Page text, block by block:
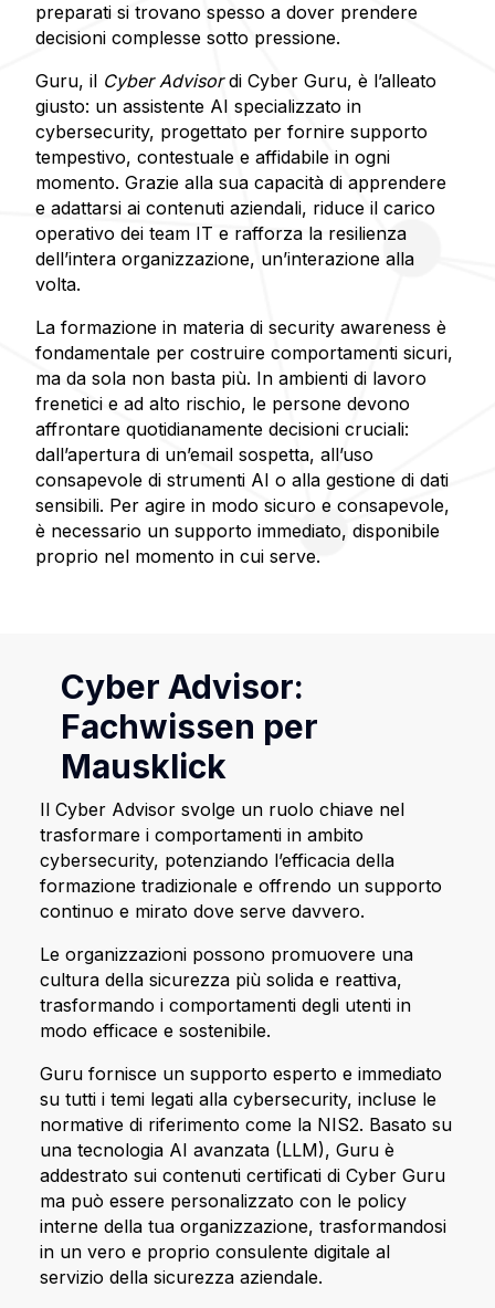
preparati si trovano spesso a dover prendere
decisioni complesse sotto pressione.
Guru, il Cyber Advisordi Cyber Guru, è l’alleato
giusto: un assistente AI specializzato in
cybersecurity, progettato per fornire supporto
tempestivo, contestuale e affidabile in ogni
momento. Grazie alla sua capacità di apprendere
e adattarsi ai contenuti aziendali, riduce il carico
operativo dei team IT e rafforza la resilienza
dell’intera organizzazione, un’interazione alla
volta.
La formazione in materia di security awareness è
fondamentale per costruire comportamenti sicuri,
ma da sola non basta più. In ambienti di lavoro
frenetici e ad alto rischio, le persone devono
affrontare quotidianamente decisioni cruciali:
dall’apertura di un’email sospetta, all’uso
consapevole di strumenti AI o alla gestione di dati
sensibili. Per agire in modo sicuro e consapevole,
è necessario un supporto immediato, disponibile
proprio nel momento in cui serve.
Cyber Advisor:
Fachwissen per
Mausklick
Il Cyber Advisor svolge un ruolo chiave nel
trasformare i comportamenti in ambito
cybersecurity, potenziando l’efficacia della
formazione tradizionale e offrendo un supporto
continuo e mirato dove serve davvero.
Le organizzazioni possono promuovere una
cultura della sicurezza più solida e reattiva,
trasformando i comportamenti degli utenti in
modo efficace e sostenibile.
Guru fornisce un supporto esperto e immediato
su tutti i temi legati alla cybersecurity, incluse le
normative di riferimento come la NIS2. Basato su
una tecnologia AI avanzata (LLM), Guru è
addestrato sui contenuti certificati di Cyber Guru
ma può essere personalizzato con le policy
interne della tua organizzazione, trasformandosi
in un vero e proprio consulente digitale al
servizio della sicurezza aziendale.